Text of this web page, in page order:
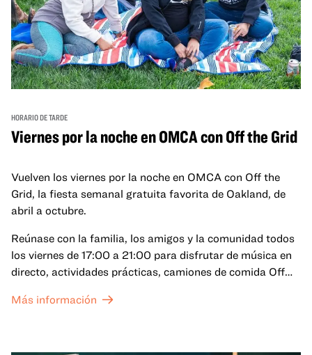
HORARIO DE TARDE
Viernes por la noche en OMCA con Off the Grid
Vuelven los viernes por la noche en OMCA con Off the
Grid, la fiesta semanal gratuita favorita de Oakland, de
abril a octubre.
Reúnase con la familia, los amigos y la comunidad todos
los viernes de 17:00 a 21:00 para disfrutar de música en
directo, actividades prácticas, camiones de comida Off
exposiciones especiales, con una
Más información